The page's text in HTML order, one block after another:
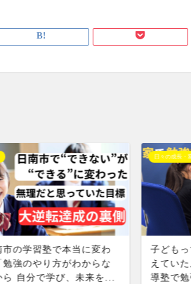
の学習塾で本当に変わ
強のやり方がわからな
ら 自分で学び、未来を...
日々の成長・変
子どもっ
えていた
導塾で勉